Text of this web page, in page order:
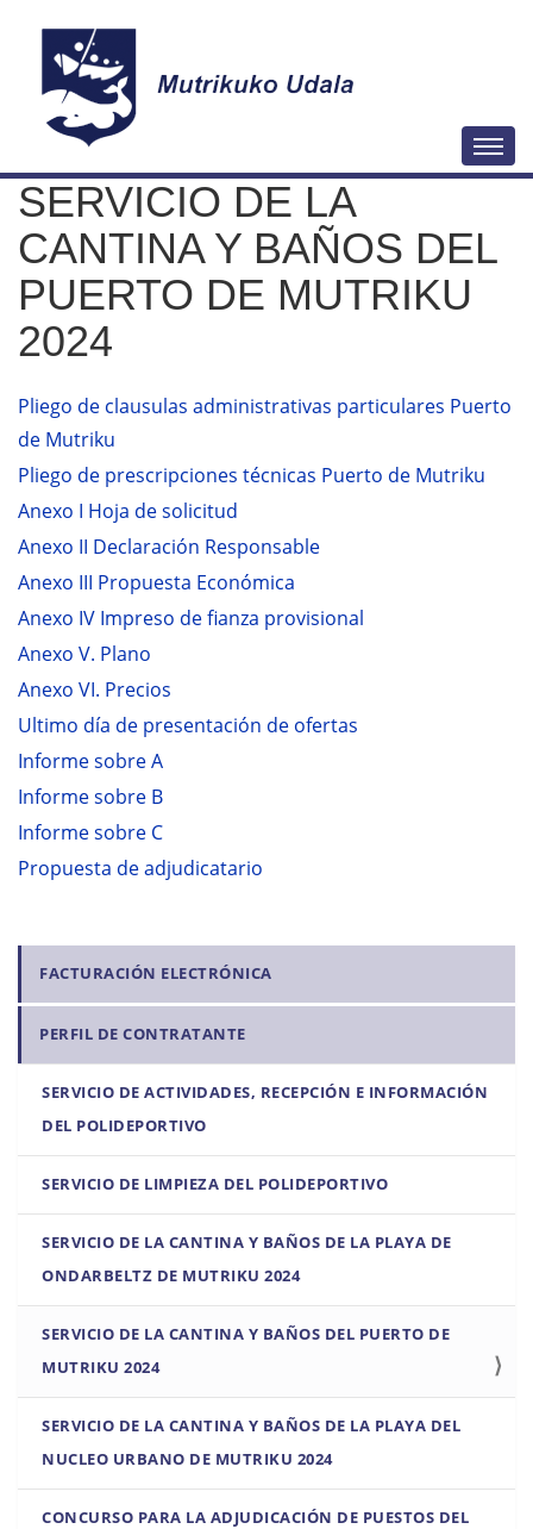
a
SERVICIO DE LA
CANTINA Y BAÑOS DEL
PUERTO DE MUTRIKU
2024
Pliego de clausulas administrativas particulares Puerto
de Mutriku
Pliego de prescripciones técnicas Puerto de Mutriku
Anexo I Hoja de solicitud
Anexo II Declaración Responsable
Anexo III Propuesta Económica
Anexo IV Impreso de fianza provisional
Anexo V. Plano
Anexo VI. Precios
Ultimo día de presentación de ofertas
Informe sobre A
Informe sobre B
Informe sobre C
Propuesta de adjudicatario
N
a
v
c
i
ó
n
FACTURACIÓN ELECTRÓNICA
PERFIL DE CONTRATANTE
SERVICIO DE ACTIVIDADES, RECEPCIÓN E INFORMACIÓN
DEL POLIDEPORTIVO
SERVICIO DE LIMPIEZA DEL POLIDEPORTIVO
SERVICIO DE LA CANTINA Y BAÑOS DE LA PLAYA DE
ONDARBELTZ DE MUTRIKU 2024
SERVICIO DE LA CANTINA Y BAÑOS DEL PUERTO DE
MUTRIKU 2024
SERVICIO DE LA CANTINA Y BAÑOS DE LA PLAYA DEL
NUCLEO URBANO DE MUTRIKU 2024
CONCURSO PARA LA ADJUDICACIÓN DE PUESTOS DEL